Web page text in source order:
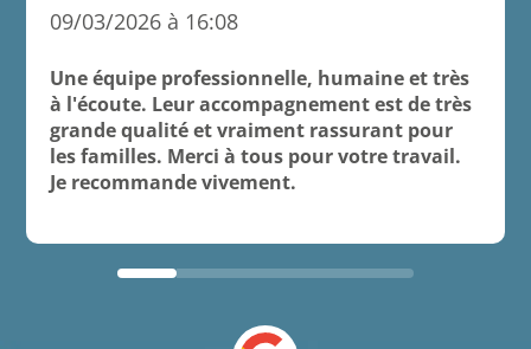
09/03/2026 à 16:08
Une équipe professionnelle, humaine et très
à l'écoute. Leur accompagnement est de très
grande qualité et vraiment rassurant pour
les familles. Merci à tous pour votre travail.
Je recommande vivement.